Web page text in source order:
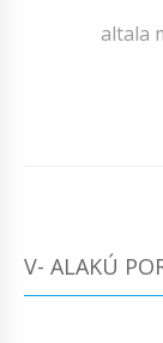
altala
V- ALAKÚ